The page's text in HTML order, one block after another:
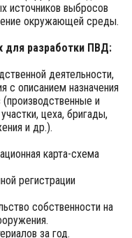
источников выбросов
окружающей среды.
для разработки ПВД:
деятельности,
с описанием назначения
и
цеха, бригады,
и др.).
карта-схема
регистрации
собственности на
за год.